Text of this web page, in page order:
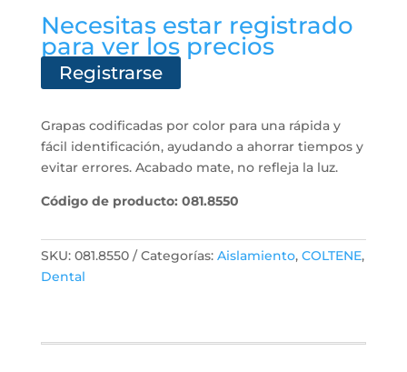
Necesitas estar registrado
para ver los precios
Registrarse
Grapas codificadas por color para una rápida y
fácil identificación, ayudando a ahorrar tiempos y
evitar errores. Acabado mate, no refleja la luz.
Código de producto: 081.8550
SKU: 081.8550 Categorías: Aislamiento, COLTENE,
Dental